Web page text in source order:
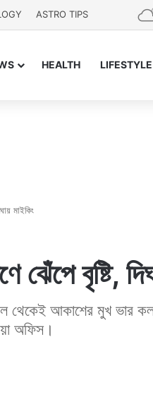
ASTRO TIPS
HEALTH LIFESTYLE
মাইকিং
ঝেঁপে বৃষ্টি,
থেকেই আকাশের মুখ ভার
অফিস।